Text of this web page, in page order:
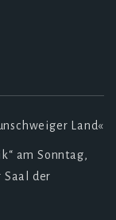
Land«
am Sonntag,
Saal der